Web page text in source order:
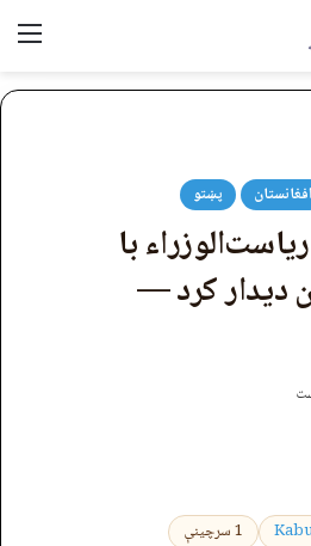
افغانستان پښتو
با
دیدار کرد —
1 سرچینې